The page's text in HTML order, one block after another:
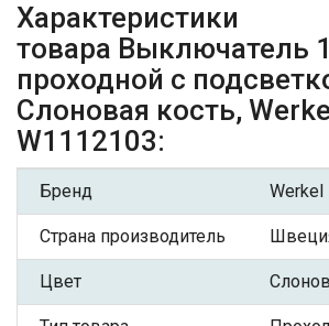
Характеристики
товара Выключатель
проходной с
Слоновая кость,
W1112103:
Бренд Werkel
Страна производитель
Цвет